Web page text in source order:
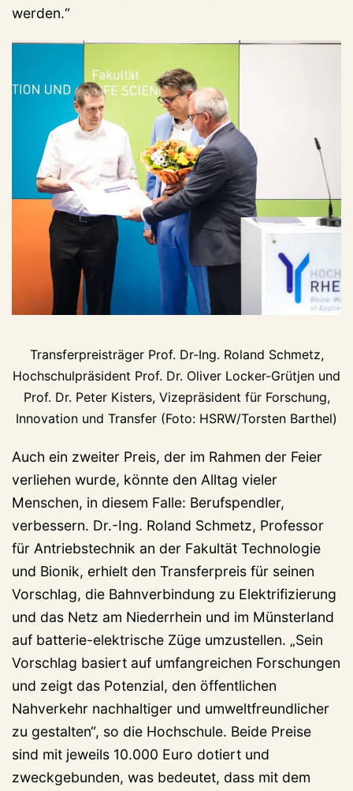
werden.“
Transferpreisträger Prof. Dr-Ing. Roland Schmetz,
Hochschulpräsident Prof. Dr. Oliver Locker-Grütjen und
Prof. Dr. Peter Kisters, Vizepräsident für Forschung,
Innovation und Transfer (Foto: HSRW/Torsten Barthel)
Auch ein zweiter Preis, der im Rahmen der Feier
verliehen wurde, könnte den Alltag vieler
Menschen, in diesem Falle: Berufspendler,
verbessern. Dr.-Ing. Roland Schmetz, Professor
für Antriebstechnik an der Fakultät Technologie
und Bionik, erhielt den Transferpreis für seinen
Vorschlag, die Bahnverbindung zu Elektrifizierung
und das Netz am Niederrhein und im Münsterland
auf batterie-elektrische Züge umzustellen. „Sein
Vorschlag basiert auf umfangreichen Forschungen
und zeigt das Potenzial, den öffentlichen
Nahverkehr nachhaltiger und umweltfreundlicher
zu gestalten“, so die Hochschule. Beide Preise
sind mit jeweils 10.000 Euro dotiert und
zweckgebunden, was bedeutet, dass mit dem